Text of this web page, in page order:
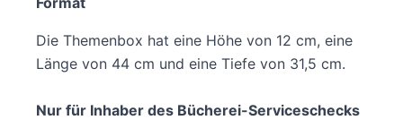
Die Themenbox hat eine Höhe von 12 cm, eine
Länge von 44 cm und eine Tiefe von 31,5 cm.
Nur für Inhaber des Bücherei-Serviceschecks